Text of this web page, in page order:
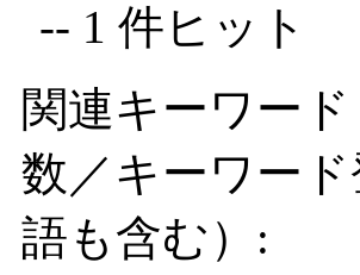
-- 1 件ヒット
関連キーワー
数／キーワー
語も含む）: